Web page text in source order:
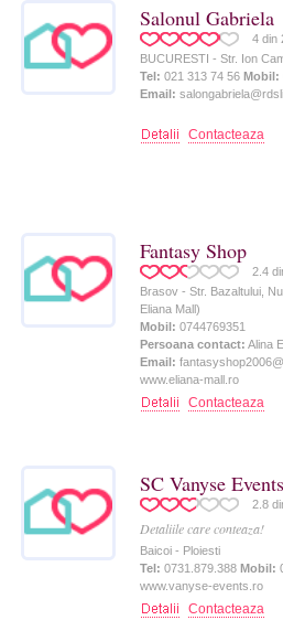
Salonul Gabriela
4din
BUCURESTI - Str. Ion
Tel: 021 313 74 56 Mobil:
Email:
Contacteaza
Fantasy Shop
2.4
Brasov - Str. Bazaltului,
Eliana Mall)
Mobil: 0744769351
Persoana contact: Alina
Email:
www.eliana-mall.ro
Contacteaza
SC Vanyse
2.8
Detaliile care conteaza!
Baicoi - Ploiesti
Tel: 0731.879.388 Mobil:
www.vanyse-events.ro
Contacteaza